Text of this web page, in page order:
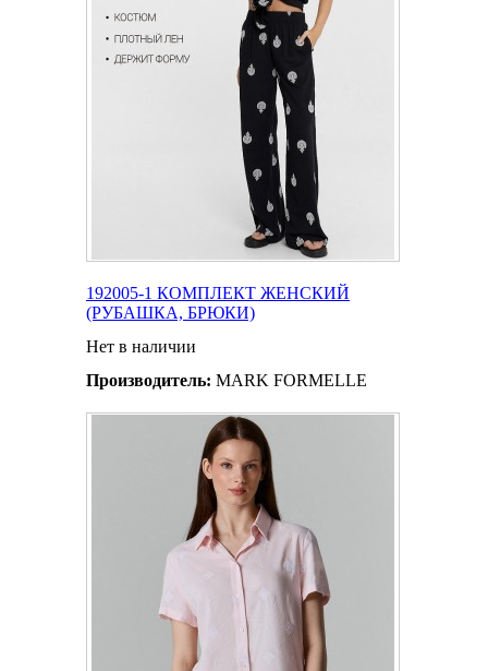
192005-1 КОМПЛЕКТ ЖЕНСКИЙ
(РУБАШКА, БРЮКИ)
Нет в наличии
Производитель: MARK FORMELLE